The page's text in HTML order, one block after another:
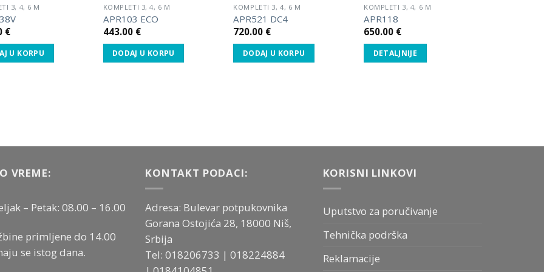
3, 4, 6 M
€
U KORPU
KOMPLETI 3, 4, 6 M
APR103 ECO
443.00 €
DODAJ U KORPU
KOMPLETI 3, 4, 6 M
APR521 DC4
720.00 €
DODAJ U KORPU
KOMPLETI 3, 4, 6 M
APR118
650.00 €
DETALJNIJE
VREME:
– Petak: 08.00 – 16.00
primljene do 14.00
se istog dana.
KONTAKT PODACI:
Adresa: Bulevar potpukovnika
Gorana Ostojića 28, 18000 Niš,
Srbija
Tel: 018206733 | 018224884
KORISNI LINKOVI
Uputstvo za poručivanje
Tehnička podrška
Reklamacije